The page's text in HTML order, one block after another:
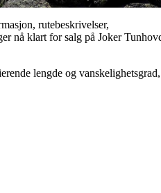
rutebeskrivelser,
nå klart for salg på Joker
lengde og vanskelighetsgrad,